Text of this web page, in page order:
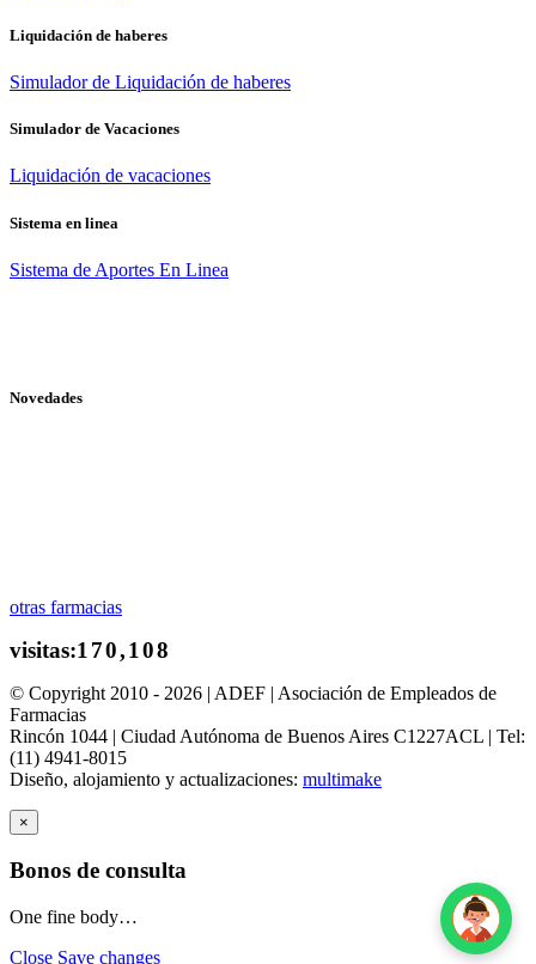
Liquidación de haberes
Simulador de Liquidación de haberes
Simulador de Vacaciones
Liquidación de vacaciones
Sistema en linea
Sistema de Aportes En Linea
Novedades
otras farmacias
© Copyright 2010 - 2026 | ADEF | Asociación de Empleados de
Farmacias
Rincón 1044 | Ciudad Autónoma de Buenos Aires C1227ACL | Tel:
(11) 4941-8015
Diseño, alojamiento y actualizaciones: multimake
×
Bonos de consulta
One fine body…
Close Save changes